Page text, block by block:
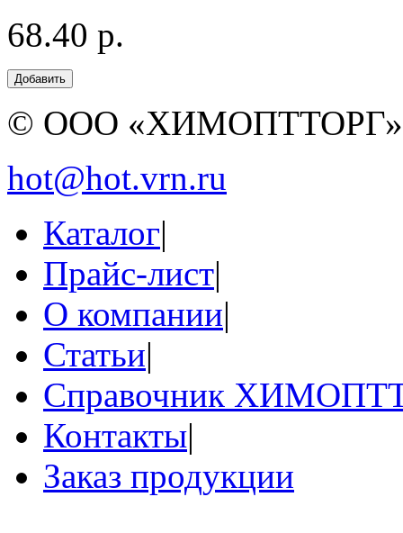
68.40 р.
© ООО
hot@hot.vrn.ru
Каталог|
Прайс-лист|
О компании|
Статьи|
Справочник
Контакты|
Заказ продукции